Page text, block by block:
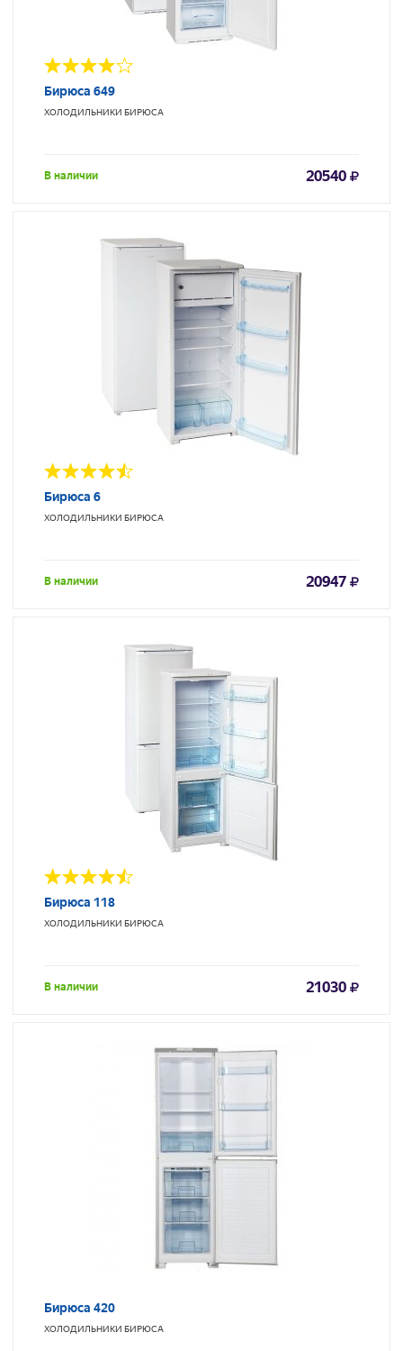
Бирюса 649
ХОЛОДИЛЬНИКИ БИРЮСА
В наличии 20540
Бирюса 6
ХОЛОДИЛЬНИКИ БИРЮСА
В наличии 20947
Бирюса 118
ХОЛОДИЛЬНИКИ БИРЮСА
В наличии 21030
Бирюса 420
ХОЛОДИЛЬНИКИ БИРЮСА